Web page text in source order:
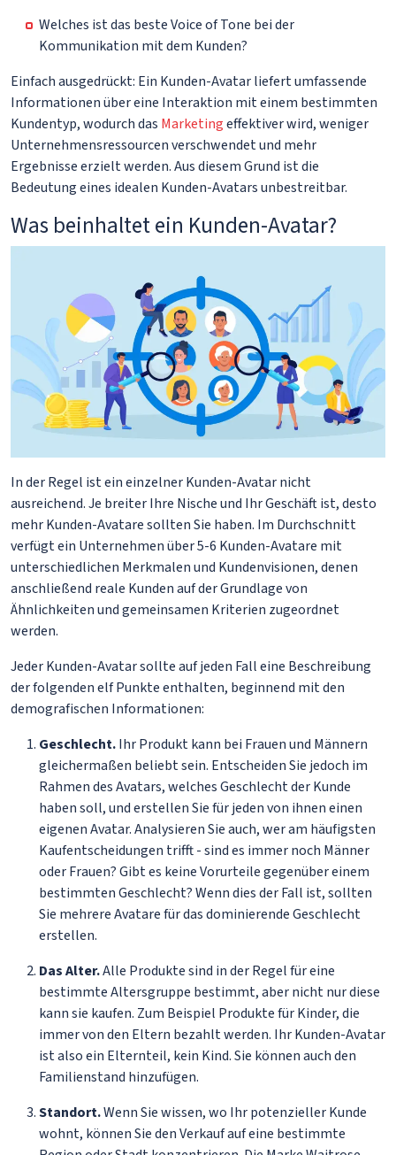
Welches ist das beste Voice of Tone bei der
Kommunikation mit dem Kunden?
Einfach ausgedrückt: Ein Kunden-Avatar liefert umfassende
Informationen über eine Interaktion mit einem bestimmten
Kundentyp, wodurch das Marketingeffektiver wird, weniger
Unternehmensressourcen verschwendet und mehr
Ergebnisse erzielt werden. Aus diesem Grund ist die
Bedeutung eines idealen Kunden-Avatars unbestreitbar.
Was beinhaltet ein Kunden-Avatar?
In der Regel ist ein einzelner Kunden-Avatar nicht
ausreichend. Je breiter Ihre Nische und Ihr Geschäft ist, desto
mehr Kunden-Avatare sollten Sie haben. Im Durchschnitt
verfügt ein Unternehmen über 5-6 Kunden-Avatare mit
unterschiedlichen Merkmalen und Kundenvisionen, denen
anschließend reale Kunden auf der Grundlage von
Ähnlichkeiten und gemeinsamen Kriterien zugeordnet
werden.
Jeder Kunden-Avatar sollte auf jeden Fall eine Beschreibung
der folgenden elf Punkte enthalten, beginnend mit den
demografischen Informationen:
Geschlecht.Ihr Produkt kann bei Frauen und Männern
gleichermaßen beliebt sein. Entscheiden Sie jedoch im
Rahmen des Avatars, welches Geschlecht der Kunde
haben soll, und erstellen Sie für jeden von ihnen einen
eigenen Avatar. Analysieren Sie auch, wer am häufigsten
Kaufentscheidungen trifft - sind es immer noch Männer
oder Frauen? Gibt es keine Vorurteile gegenüber einem
bestimmten Geschlecht? Wenn dies der Fall ist, sollten
Sie mehrere Avatare für das dominierende Geschlecht
erstellen.
Das Alter.Alle Produkte sind in der Regel für eine
bestimmte Altersgruppe bestimmt, aber nicht nur diese
kann sie kaufen. Zum Beispiel Produkte für Kinder, die
immer von den Eltern bezahlt werden. Ihr Kunden-Avatar
ist also ein Elternteil, kein Kind. Sie können auch den
Familienstand hinzufügen.
Standort.Wenn Sie wissen, wo Ihr potenzieller Kunde
wohnt, können Sie den Verkauf auf eine bestimmte